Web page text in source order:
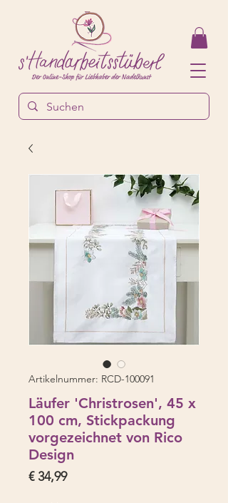
Artikelnummer: RCD-100091
Läufer 'Christrosen', 45 x
100 cm, Stickpackung
vorgezeichnet von Rico
Design
€ 34,99Preis